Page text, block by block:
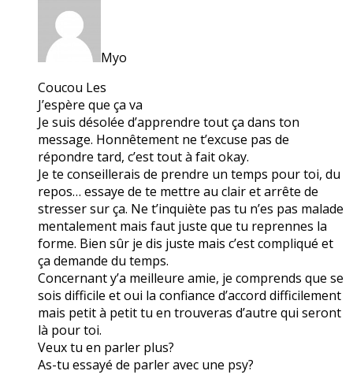
Myo
Coucou Les
J’espère que ça va
Je suis désolée d’apprendre tout ça dans ton
message. Honnêtement ne t’excuse pas de
répondre tard, c’est tout à fait okay.
Je te conseillerais de prendre un temps pour toi, du
repos… essaye de te mettre au clair et arrête de
stresser sur ça. Ne t’inquiète pas tu n’es pas malade
mentalement mais faut juste que tu reprennes la
forme. Bien sûr je dis juste mais c’est compliqué et
ça demande du temps.
Concernant y’a meilleure amie, je comprends que se
sois difficile et oui la confiance d’accord difficilement
mais petit à petit tu en trouveras d’autre qui seront
là pour toi.
Veux tu en parler plus?
As-tu essayé de parler avec une psy?